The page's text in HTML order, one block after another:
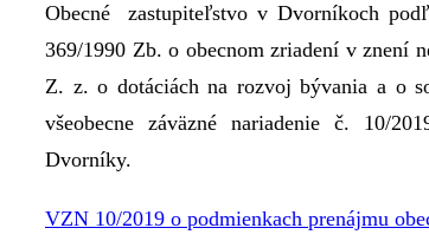
Obecné zastupiteľstvo v Dvorníkoch
369/1990 Zb. o obecnom zriadení v znení
Z. z. o dotáciách na rozvoj bývania a o
všeobecne záväzné nariadenie č. 10/
Dvorníky.
VZN 10/2019 o podmienkach prenájmu